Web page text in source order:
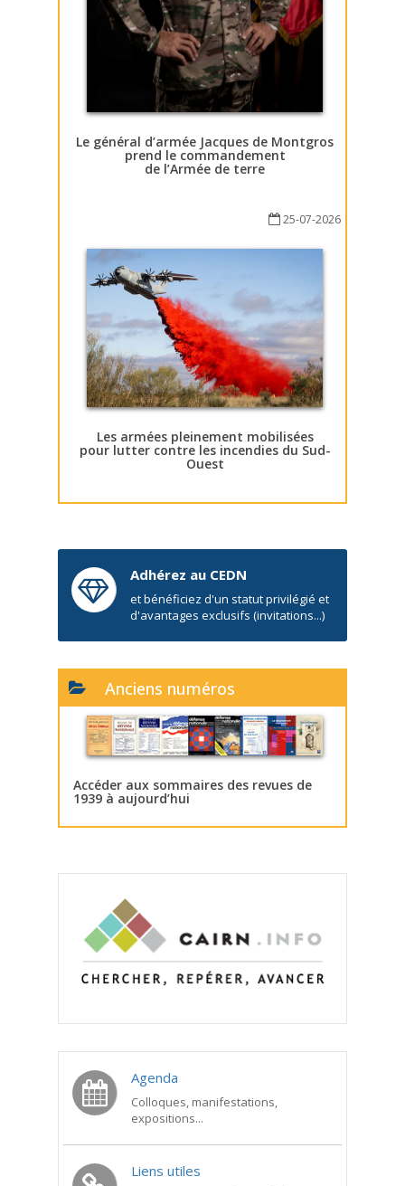
Le général d’armée Jacques de Montgros
prend le commandement
de l’Armée de terre
25-07-2026
Les armées pleinement mobilisées
pour lutter contre les incendies du Sud-
Ouest
Adhérez au CEDN
et bénéficiez d'un statut privilégié et
d'avantages exclusifs (invitations...)
Anciens numéros
Accéder aux sommaires des revues de
1939 à aujourd’hui
Agenda
Colloques, manifestations,
expositions...
Liens utiles